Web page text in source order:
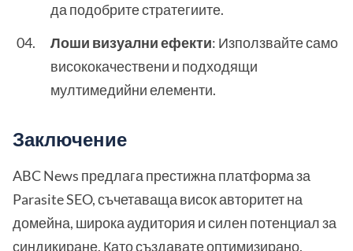
да подобрите стратегиите.
Лоши визуални ефекти: Използвайте само
висококачествени и подходящи
мултимедийни елементи.
Заключение
ABC News предлага престижна платформа за
Parasite SEO, съчетаваща висок авторитет на
домейна, широка аудитория и силен потенциал за
синдикиране. Като създавате оптимизирано,